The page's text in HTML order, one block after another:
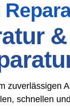
zuverlässigen
schnellen